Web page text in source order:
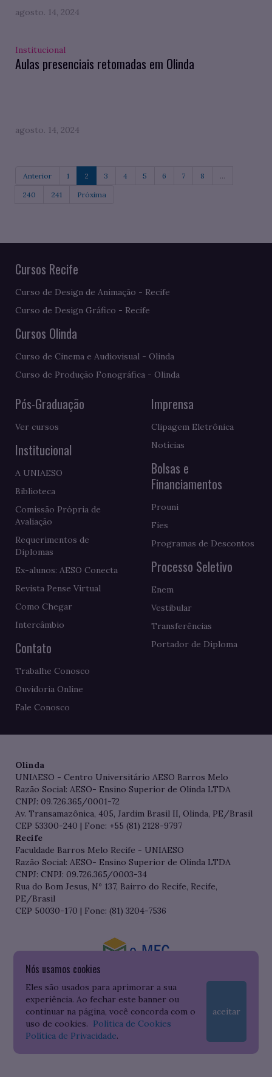
agosto. 14, 2024
Institucional
Aulas presenciais retomadas em Olinda
agosto. 14, 2024
Anterior 1 2 3 4 5 6 7 8 ...
240 241 Próxima
Nós usamos cookies
Eles são usados para aprimorar a sua
experiência. Ao fechar este banner ou
continuar na página, você concorda com o
uso de cookies. Política de Cookies
Política de Privacidade.
aceitar
Cursos Recife
Curso de Design de Animação - Recife
Curso de Design Gráfico - Recife
Cursos Olinda
Curso de Cinema e Audiovisual - Olinda
Curso de Produção Fonográfica - Olinda
Pós-Graduação
Ver cursos
Institucional
A UNIAESO
Biblioteca
Comissão Própria de
Avaliação
Requerimentos de
Diplomas
Ex-alunos: AESO Conecta
Revista Pense Virtual
Como Chegar
Intercâmbio
Contato
Trabalhe Conosco
Ouvidoria Online
Fale Conosco
Imprensa
Clipagem Eletrônica
Notícias
Bolsas e
Financiamentos
Prouni
Fies
Programas de Descontos
Processo Seletivo
Enem
Vestibular
Transferências
Portador de Diploma
Olinda
UNIAESO - Centro Universitário AESO Barros Melo
Razão Social: AESO- Ensino Superior de Olinda LTDA
CNPJ: 09.726.365/0001-72
Av. Transamazônica, 405, Jardim Brasil II, Olinda, PE/Brasil
CEP 53300-240 | Fone: +55 (81) 2128-9797
Recife
Faculdade Barros Melo Recife - UNIAESO
Razão Social: AESO- Ensino Superior de Olinda LTDA
CNPJ: CNPJ: 09.726.365/0003-34
Rua do Bom Jesus, Nº 137, Bairro do Recife, Recife,
PE/Brasil
CEP 50030-170 | Fone: (81) 3204-7536
Consulte o cadastro da Instituição no Sistema do e-MEC